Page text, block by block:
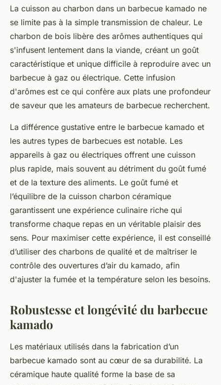
La cuisson au charbon dans un barbecue kamado ne
se limite pas à la simple transmission de chaleur. Le
charbon de bois libère des arômes authentiques qui
s'infusent lentement dans la viande, créant un goût
caractéristique et unique difficile à reproduire avec un
barbecue à gaz ou électrique. Cette infusion
d'arômes est ce qui confère aux plats une profondeur
de saveur que les amateurs de barbecue recherchent.
La différence gustative entre le barbecue kamado et
les autres types de barbecues est notable. Les
appareils à gaz ou électriques offrent une cuisson
plus rapide, mais souvent au détriment du goût fumé
et de la texture des aliments. Le goût fumé et
l’équilibre de la cuisson charbon céramique
garantissent une expérience culinaire riche qui
transforme chaque repas en un véritable plaisir des
sens. Pour maximiser cette expérience, il est conseillé
d’utiliser des charbons de qualité et de maîtriser le
contrôle des ouvertures d’air du kamado, afin
d'ajuster la fumée et la température selon les besoins.
Robustesse et longévité du barbecue
kamado
Les matériaux utilisés dans la fabrication d’un
barbecue kamado sont au cœur de sa durabilité. La
céramique haute qualité forme la base de sa